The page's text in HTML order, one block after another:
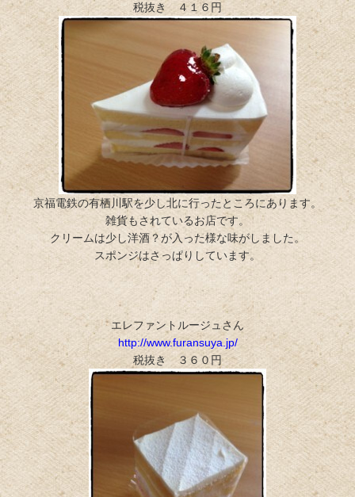
税抜き ４１６円
京福電鉄の有栖川駅を少し北に行ったところにあります。
雑貨もされているお店です。
クリームは少し洋酒？が入った様な味がしました。
スポンジはさっぱりしています。
エレファントルージュさん
http://www.furansuya.jp/
税抜き ３６０円